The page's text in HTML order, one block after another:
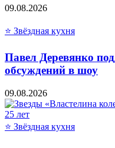
09.08.2026
⭐ Звёздная кухня
Павел Деревянко
обсуждений в шоу
09.08.2026
⭐ Звёздная кухня